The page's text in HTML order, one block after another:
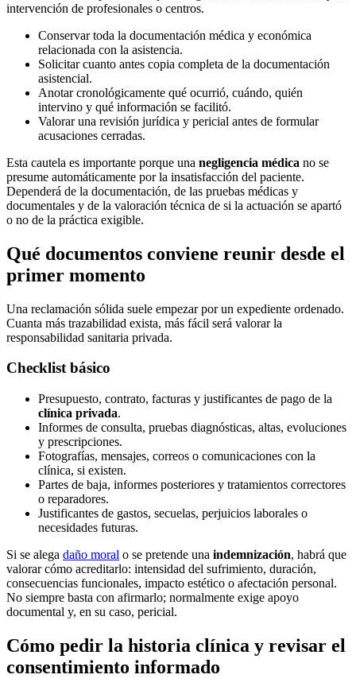
intervención de profesionales o centros.
Conservar toda la documentación médica y económica
relacionada con la asistencia.
Solicitar cuanto antes copia completa de la documentación
asistencial.
Anotar cronológicamente qué ocurrió, cuándo, quién
intervino y qué información se facilitó.
Valorar una revisión jurídica y pericial antes de formular
acusaciones cerradas.
Esta cautela es importante porque una negligencia médica no se
presume automáticamente por la insatisfacción del paciente.
Dependerá de la documentación, de las pruebas médicas y
documentales y de la valoración técnica de si la actuación se apartó
o no de la práctica exigible.
Qué documentos conviene reunir desde el
primer momento
Una reclamación sólida suele empezar por un expediente ordenado.
Cuanta más trazabilidad exista, más fácil será valorar la
responsabilidad sanitaria privada.
Checklist básico
Presupuesto, contrato, facturas y justificantes de pago de la
clínica privada.
Informes de consulta, pruebas diagnósticas, altas, evoluciones
y prescripciones.
Fotografías, mensajes, correos o comunicaciones con la
clínica, si existen.
Partes de baja, informes posteriores y tratamientos correctores
o reparadores.
Justificantes de gastos, secuelas, perjuicios laborales o
necesidades futuras.
Si se alega daño moral o se pretende una indemnización, habrá que
valorar cómo acreditarlo: intensidad del sufrimiento, duración,
consecuencias funcionales, impacto estético o afectación personal.
No siempre basta con afirmarlo; normalmente exige apoyo
documental y, en su caso, pericial.
Cómo pedir la historia clínica y revisar el
consentimiento informado